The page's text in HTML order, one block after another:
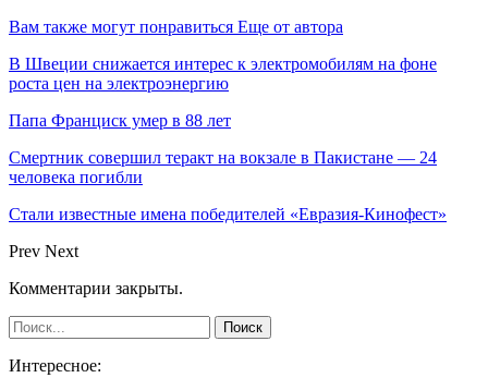
Вам также могут понравиться Еще от автора
В Швеции снижается интерес к электромобилям на фоне
роста цен на электроэнергию
Папа Франциск умер в 88 лет
Смертник совершил теракт на вокзале в Пакистане — 24
человека погибли
Стали известные имена победителей «Евразия-Кинофест»
Prev Next
Комментарии закрыты.
Интересное: